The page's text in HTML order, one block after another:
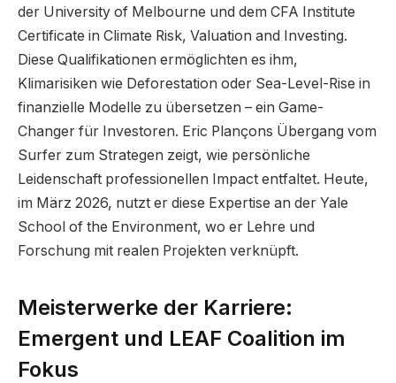
der University of Melbourne und dem CFA Institute
Certificate in Climate Risk, Valuation and Investing.
Diese Qualifikationen ermöglichten es ihm,
Klimarisiken wie Deforestation oder Sea-Level-Rise in
finanzielle Modelle zu übersetzen – ein Game-
Changer für Investoren. Eric Plançons Übergang vom
Surfer zum Strategen zeigt, wie persönliche
Leidenschaft professionellen Impact entfaltet. Heute,
im März 2026, nutzt er diese Expertise an der Yale
School of the Environment, wo er Lehre und
Forschung mit realen Projekten verknüpft.
Meisterwerke der Karriere:
Emergent und LEAF Coalition im
Fokus